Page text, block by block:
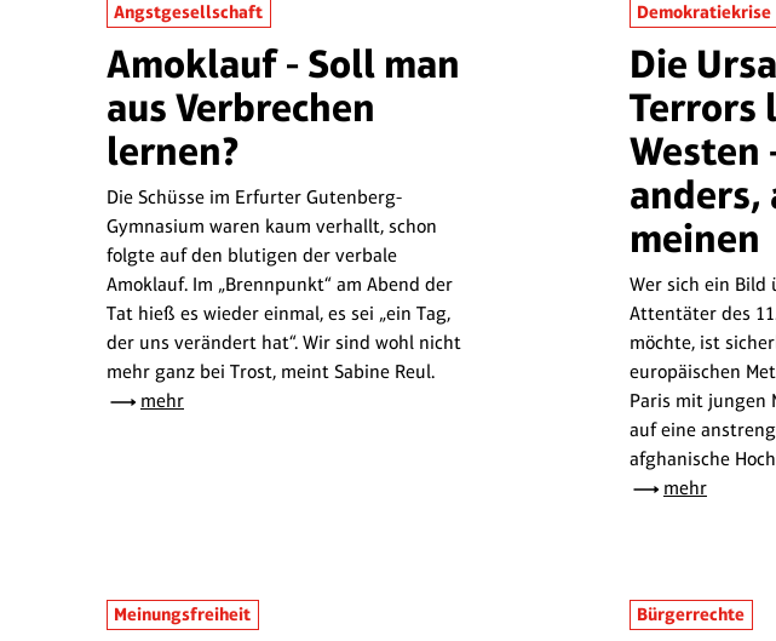
Angstgesellschaft
Amoklauf - Soll man
aus Verbrechen
lernen?
Die Schüsse im Erfurter Gutenberg-
Gymnasium waren kaum verhallt, schon
folgte auf den blutigen der verbale
Amoklauf. Im „Brennpunkt“ am Abend der
Tat hieß es wieder einmal, es sei „ein Tag,
der uns verändert hat“. Wir sind wohl nicht
mehr ganz bei Trost, meint Sabine Reul.
mehr
Demokratiekrise
Die
Terrors
Westen
anders,
meinen
Wer sich ein
Attentäter des
möchte, ist
europäischen
Paris mit jungen
auf eine
afghanische
mehr
Meinungsfreiheit Bürgerrechte